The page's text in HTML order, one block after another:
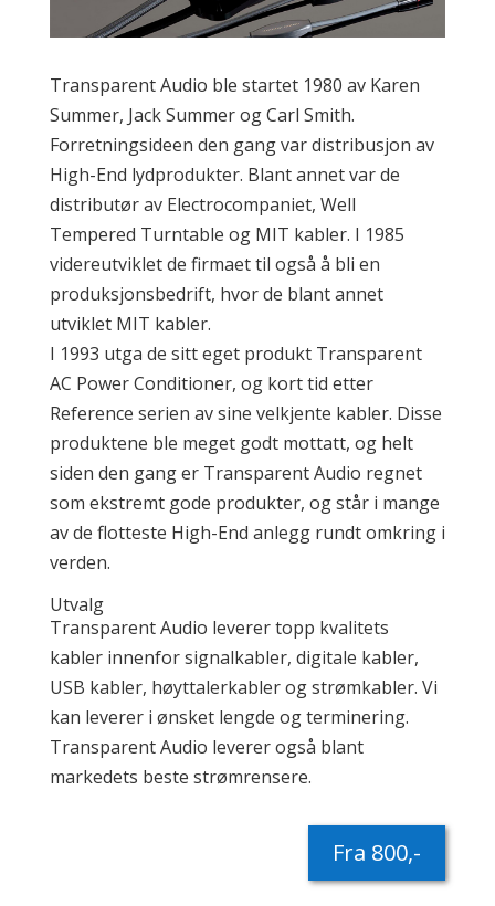
Transparent Audio ble startet 1980 av Karen
Summer, Jack Summer og Carl Smith.
Forretningsideen den gang var distribusjon av
High-End lydprodukter. Blant annet var de
distributør av Electrocompaniet, Well
Tempered Turntable og MIT kabler. I 1985
videreutviklet de firmaet til også å bli en
produksjonsbedrift, hvor de blant annet
utviklet MIT kabler.
I 1993 utga de sitt eget produkt Transparent
AC Power Conditioner, og kort tid etter
Reference serien av sine velkjente kabler. Disse
produktene ble meget godt mottatt, og helt
siden den gang er Transparent Audio regnet
som ekstremt gode produkter, og står i mange
av de flotteste High-End anlegg rundt omkring i
verden.
Utvalg
Transparent Audio leverer topp kvalitets
kabler innenfor signalkabler, digitale kabler,
USB kabler, høyttalerkabler og strømkabler. Vi
kan leverer i ønsket lengde og terminering.
Transparent Audio leverer også blant
markedets beste strømrensere.
Fra 800,-